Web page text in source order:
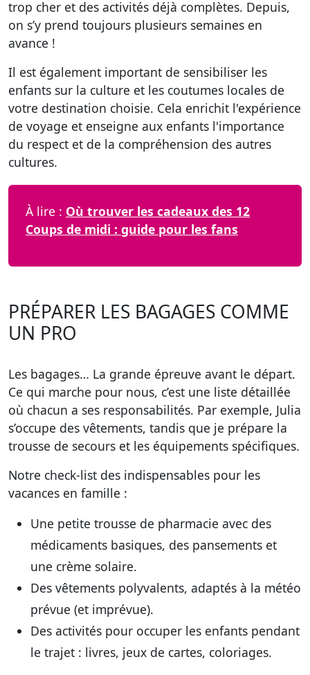
trop cher et des activités déjà complètes. Depuis,
on s’y prend toujours plusieurs semaines en
avance !
Il est également important de sensibiliser les
enfants sur la culture et les coutumes locales de
votre destination choisie. Cela enrichit l'expérience
de voyage et enseigne aux enfants l'importance
du respect et de la compréhension des autres
cultures.
À lire : Où trouver les cadeaux des 12
Coups de midi : guide pour les fans
PRÉPARER LES BAGAGES COMME
UN PRO
Les bagages… La grande épreuve avant le départ.
Ce qui marche pour nous, c’est une liste détaillée
où chacun a ses responsabilités. Par exemple, Julia
s’occupe des vêtements, tandis que je prépare la
trousse de secours et les équipements spécifiques.
Notre check-list des indispensables pour les
vacances en famille :
Une petite trousse de pharmacie avec des
médicaments basiques, des pansements et
une crème solaire.
Des vêtements polyvalents, adaptés à la météo
prévue (et imprévue).
Des activités pour occuper les enfants pendant
le trajet : livres, jeux de cartes, coloriages.